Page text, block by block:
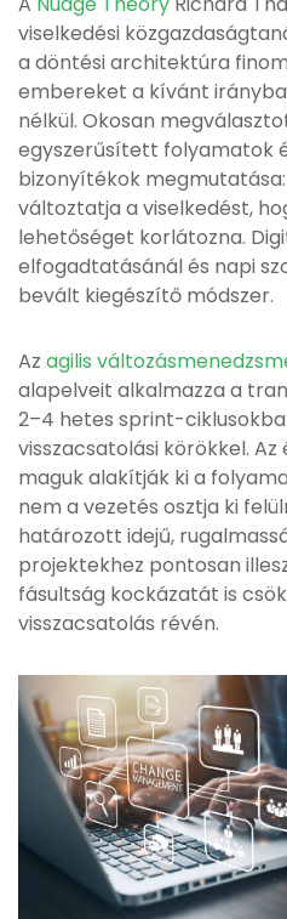
viselkedési
a döntési architektúra
embereket a kívánt
nélkül. Okosan
egyszerűsített folyamatok
bizonyítékok
változtatja a viselkedést,
lehetőséget korlátozna.
elfogadtatásánál és napi
bevált kiegészítő módszer.
Az agilis
alapelveit alkalmazza a
2–4 hetes sprint-
visszacsatolási körökkel.
maguk alakítják ki a
nem a vezetés osztja ki
határozott idejű,
projektekhez pontosan
fásultság kockázatát is
visszacsatolás révén.